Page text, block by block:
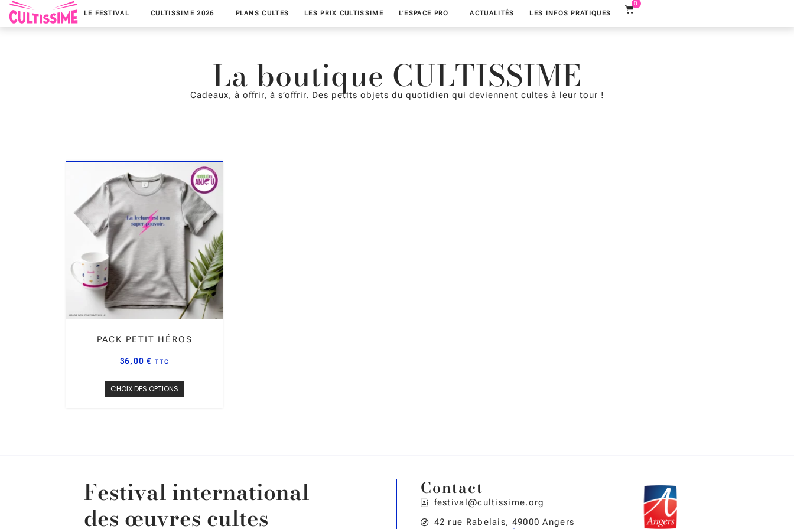
LE FESTIVAL CULTISSIME 2026 PLANS CULTES LES PRIX CULTISSIME L’ESPACE PRO ACTUALITÉS LES INFOS PRATIQUES
0
La boutique CULTISSIME
Cadeaux, à offrir, à s’offrir. Des petits objets du quotidien qui deviennent cultes à leur tour !
PACK PETIT HÉROS
36,00€ TTC
CHOIX DES OPTIONS
Festival international
des œuvres cultes
Contact
festival@cultissime.org
42 rue Rabelais, 49000 Angers